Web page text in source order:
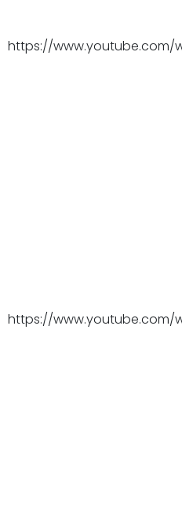
https://www.youtube.com/
https://www.youtube.com/